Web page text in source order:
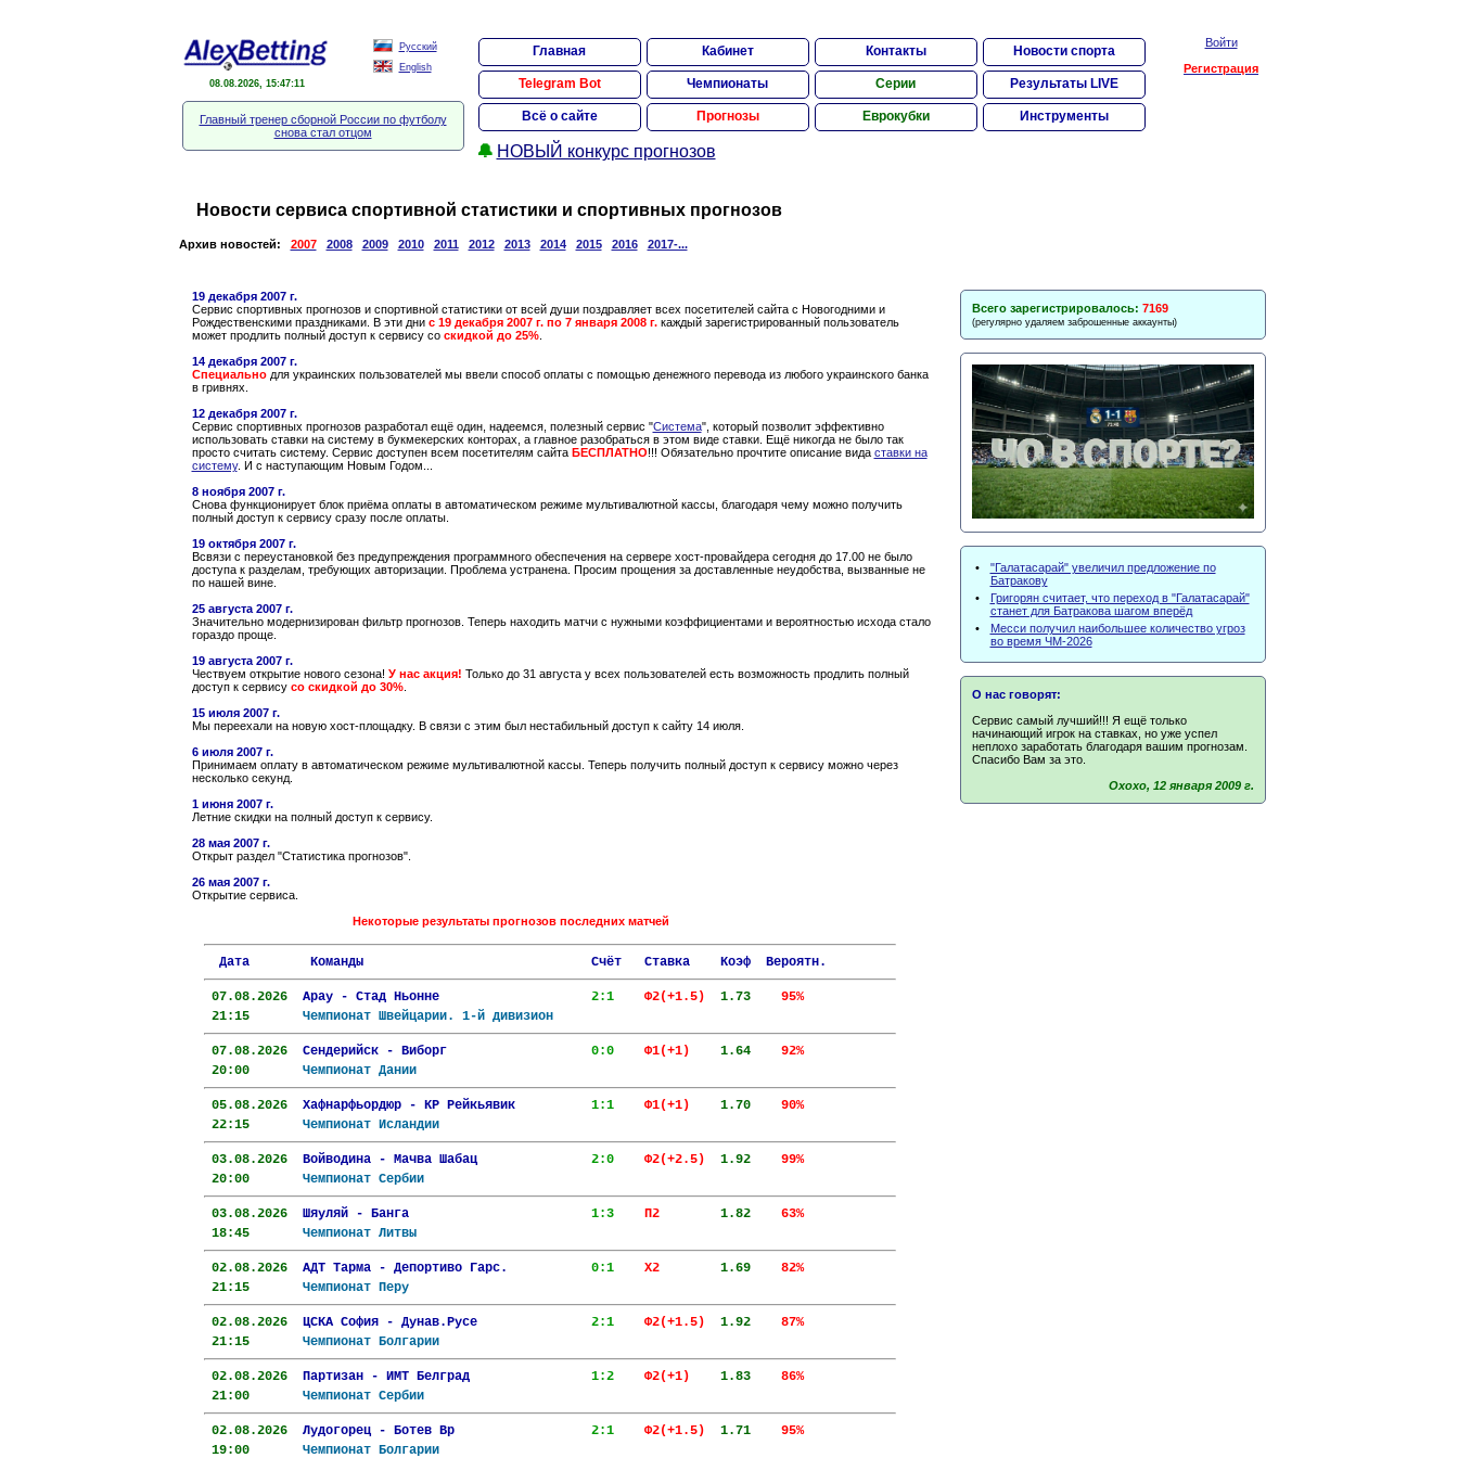
08.08.2026, 15:47:11
Русский
English
Главная Кабинет Контакты Новости спорта
Telegram Bot Чемпионаты Серии Результаты LIVE
Всё о сайте Прогнозы Еврокубки Инструменты
🔔 НОВЫЙ конкурс прогнозов
Войти
Регистрация
Главный тренер сборной России по футболу
снова стал отцом
Новости сервиса спортивной статистики и спортивных прогнозов
Архив новостей: 2007 2008 2009 2010 2011 2012 2013 2014 2015 2016 2017-...
19 декабря 2007 г.
Сервис спортивных прогнозов и спортивной статистики от всей души поздравляет всех посетителей сайта с Новогодними и
Рождественскими праздниками. В эти дни с 19 декабря 2007 г. по 7 января 2008 г.каждый зарегистрированный пользователь
может продлить полный доступ к сервису со скидкой до 25%.
14 декабря 2007 г.
Специальнодля украинских пользователей мы ввели способ оплаты с помощью денежного перевода из любого украинского банка
в гривнях.
12 декабря 2007 г.
Сервис спортивных прогнозов разработал ещё один, надеемся, полезный сервис "Система", который позволит эффективно
использовать ставки на систему в букмекерских конторах, а главное разобраться в этом виде ставки. Ещё никогда не было так
просто считать систему. Сервис доступен всем посетителям сайта БЕСПЛАТНО!!! Обязательно прочтите описание вида ставки на
систему. И с наступающим Новым Годом...
8 ноября 2007 г.
Снова функционирует блок приёма оплаты в автоматическом режиме мультивалютной кассы, благодаря чему можно получить
полный доступ к сервису сразу после оплаты.
19 октября 2007 г.
Всвязи с переустановкой без предупреждения программного обеспечения на сервере хост-провайдера сегодня до 17.00 не было
доступа к разделам, требующих авторизации. Проблема устранена. Просим прощения за доставленные неудобства, вызванные не
по нашей вине.
25 августа 2007 г.
Значительно модернизирован фильтр прогнозов. Теперь находить матчи с нужными коэффициентами и вероятностью исхода стало
гораздо проще.
19 августа 2007 г.
Чествуем открытие нового сезона! У нас акция! Только до 31 августа у всех пользователей есть возможность продлить полный
доступ к сервису со скидкой до 30%.
15 июля 2007 г.
Мы переехали на новую хост-площадку. В связи с этим был нестабильный доступ к сайту 14 июля.
6 июля 2007 г.
Принимаем оплату в автоматическом режиме мультивалютной кассы. Теперь получить полный доступ к сервису можно через
несколько секунд.
1 июня 2007 г.
Летние скидки на полный доступ к сервису.
28 мая 2007 г.
Открыт раздел "Статистика прогнозов".
26 мая 2007 г.
Открытие сервиса.
Некоторые результаты прогнозов последних матчей
  Дата        Команды                              Счёт   Ставка    Коэф  Вероятн.
07.08.2026 Арау - Стад Ньонне 2:1 Ф2(+1.5) 1.73 95%
21:15 Чемпионат Швейцарии. 1-й дивизион
07.08.2026 Сендерийск - Виборг 0:0 Ф1(+1) 1.64 92%
20:00 Чемпионат Дании
05.08.2026 Хафнарфьордюр - КР Рейкьявик 1:1 Ф1(+1) 1.70 90%
22:15 Чемпионат Исландии
03.08.2026 Войводина - Мачва Шабац 2:0 Ф2(+2.5) 1.92 99%
20:00 Чемпионат Сербии
03.08.2026 Шяуляй - Банга 1:3 П2 1.82 63%
18:45 Чемпионат Литвы
02.08.2026 АДТ Тарма - Депортиво Гарс. 0:1 X2 1.69 82%
21:15 Чемпионат Перу
02.08.2026 ЦСКА София - Дунав.Русе 2:1 Ф2(+1.5) 1.92 87%
21:15 Чемпионат Болгарии
02.08.2026 Партизан - ИМТ Белград 1:2 Ф2(+1) 1.83 86%
21:00 Чемпионат Сербии
02.08.2026 Лудогорец - Ботев Вр 2:1 Ф2(+1.5) 1.71 95%
19:00 Чемпионат Болгарии
Всего зарегистрировалось: 7169
(регулярно удаляем заброшенные аккаунты)
•
"Галатасарай" увеличил предложение по
Батракову
•
Григорян считает, что переход в "Галатасарай"
станет для Батракова шагом вперёд
•
Месси получил наибольшее количество угроз
во время ЧМ-2026
О нас говорят:
Сервис самый лучший!!! Я ещё только
начинающий игрок на ставках, но уже успел
неплохо заработать благодаря вашим прогнозам.
Спасибо Вам за это.
Oxoxo, 12 января 2009 г.